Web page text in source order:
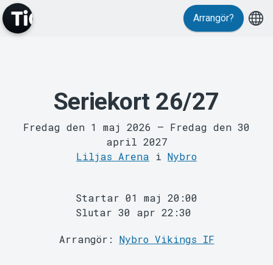
MyTickster
Arrangör?
Seriekort 26/27
Fredag den 1 maj 2026 – Fredag den 30
april 2027
Liljas Arena i Nybro
Startar 01 maj 20:00
Slutar 30 apr 22:30
Arrangör: Nybro Vikings IF